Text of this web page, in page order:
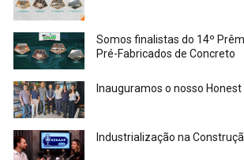
Somos finalistas do 14º
Pré-Fabricados de Concreto
Inauguramos o nosso
Industrialização na